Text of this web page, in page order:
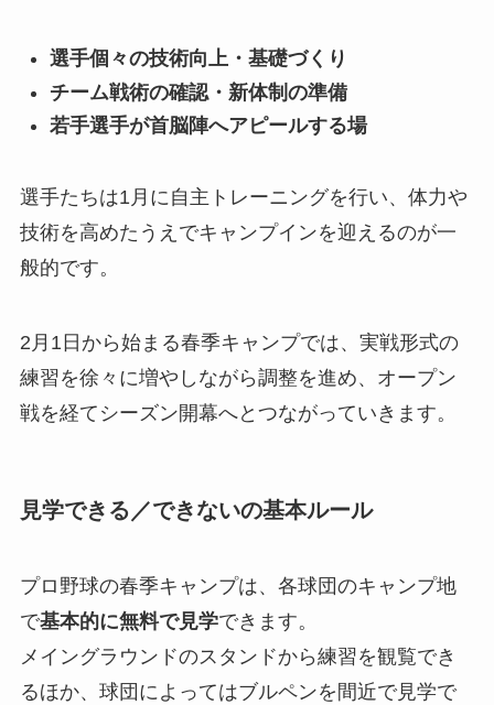
選手個々の技術向上・基礎づくり
チーム戦術の確認・新体制の準備
若手選手が首脳陣へアピールする場
選手たちは1月に自主トレーニングを行い、体力や
技術を高めたうえでキャンプインを迎えるのが一
般的です。
2月1日から始まる春季キャンプでは、実戦形式の
練習を徐々に増やしながら調整を進め、オープン
戦を経てシーズン開幕へとつながっていきます。
見学できる／できないの基本ルール
プロ野球の春季キャンプは、各球団のキャンプ地
で基本的に無料で見学できます。
メイングラウンドのスタンドから練習を観覧でき
るほか、球団によってはブルペンを間近で見学で